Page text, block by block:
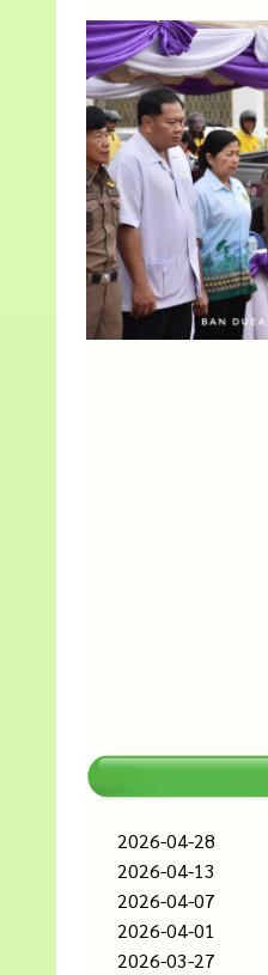
2026-04-28
2026-04-13
2026-04-07
2026-04-01
2026-03-27